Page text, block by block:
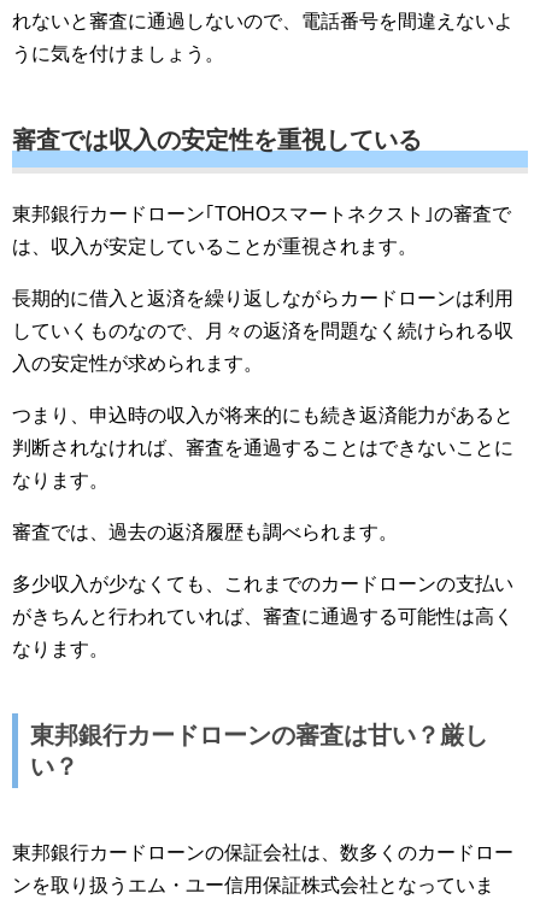
れないと審査に通過しないので、電話番号を間違えないよ
うに気を付けましょう。
審査では収入の安定性を重視している
東邦銀行カードローン｢TOHOスマートネクスト｣の審査で
は、収入が安定していることが重視されます。
長期的に借入と返済を繰り返しながらカードローンは利用
していくものなので、月々の返済を問題なく続けられる収
入の安定性が求められます。
つまり、申込時の収入が将来的にも続き返済能力があると
判断されなければ、審査を通過することはできないことに
なります。
審査では、過去の返済履歴も調べられます。
多少収入が少なくても、これまでのカードローンの支払い
がきちんと行われていれば、審査に通過する可能性は高く
なります。
東邦銀行カードローンの審査は甘い？厳し
い？
東邦銀行カードローンの保証会社は、数多くのカードロー
ンを取り扱うエム・ユー信用保証株式会社となっていま